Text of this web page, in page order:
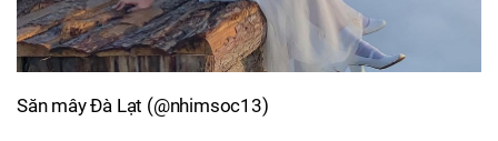
Săn mây Đà Lạt (@nhimsoc13)